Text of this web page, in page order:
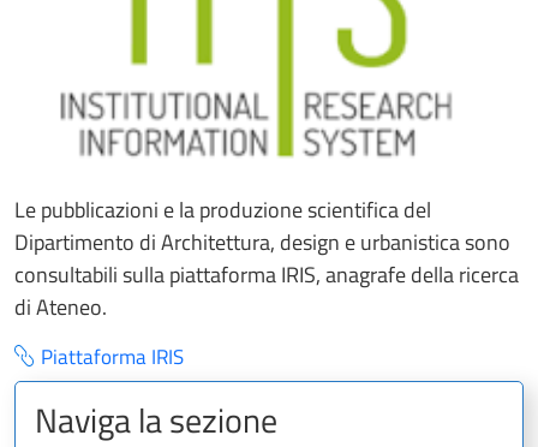
Le pubblicazioni e la produzione scientifica del
Dipartimento di Architettura, design e urbanistica sono
consultabili sulla piattaforma IRIS, anagrafe della ricerca
di Ateneo.
Piattaforma IRIS
Naviga la sezione